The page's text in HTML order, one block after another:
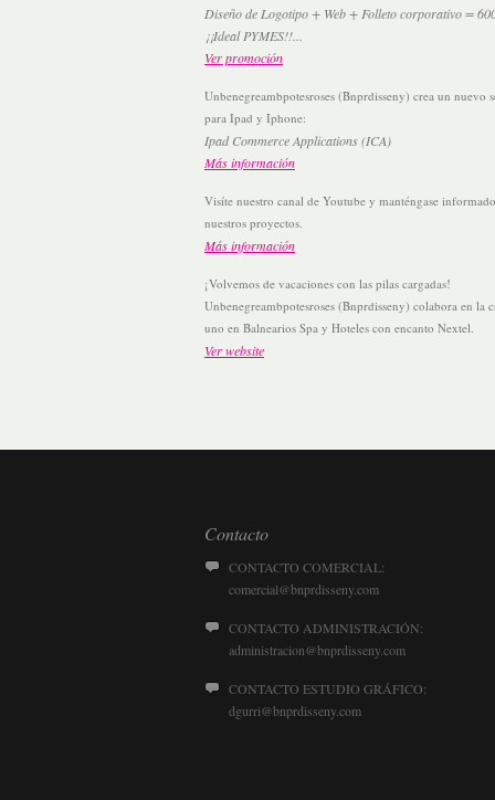
Diseño de Logotipo + Web + Folleto corporativo =
¡¡Ideal PYMES!!...
Ver promoción
Unbenegreambpotesroses (Bnprdisseny) crea un nuevo
para Ipad y Iphone:
Ipad Commerce Applications (ICA)
Más información
Visíte nuestro canal de Youtube y manténgase
nuestros proyectos.
Más información
¡Volvemos de vacaciones con las pilas cargadas!
Unbenegreambpotesroses (Bnprdisseny) colabora en la
uno en Balnearios Spa y Hoteles con encanto Nextel.
Ver website
Contacto
CONTACTO COMERCIAL:
comercial@bnprdisseny.com
CONTACTO ADMINISTRACIÓN:
administracion@bnprdisseny.com
CONTACTO ESTUDIO GRÁFICO:
dgurri@bnprdisseny.com